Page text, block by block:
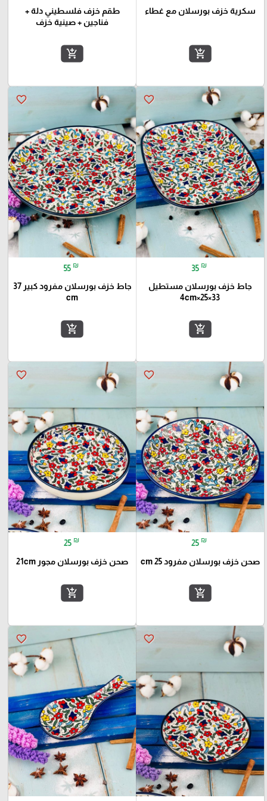
سكرية خزف بورسلان مع غطاء
add_shopping_cart
طقم خزف فلسطيني دلة +
فناجين + صينية خزف
add_shopping_cart
favorite_border
35 ₪
جاط خزف بورسلان مستطيل
33×25×4cm
add_shopping_cart
favorite_border
55 ₪
جاط خزف بورسلان مفرود كبير 37
cm
add_shopping_cart
favorite_border
25 ₪
صحن خزف بورسلان مفرود 25 cm
add_shopping_cart
favorite_border
25 ₪
صحن خزف بورسلان مجور 21cm
add_shopping_cart
favorite_border
favorite_border